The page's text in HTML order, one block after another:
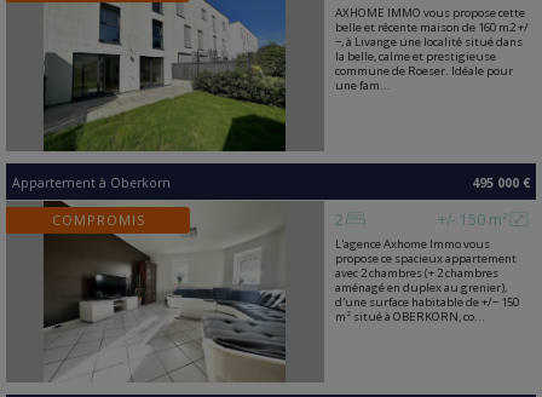
AXHOME IMMO vous propose cette
belle et récente maison de 160 m2 +/
−, à Livange une localité situé dans
la belle, calme et prestigieuse
commune de Roeser. Idéale pour
une fam...
Appartement à Oberkorn 495 000 €
COMPROMIS +/- 150 m²
2
L'agence Axhome Immo vous
propose ce spacieux appartement
avec 2 chambres (+ 2 chambres
aménagé en duplex au grenier),
d'une surface habitable de +/− 150
m² situé à OBERKORN, co...